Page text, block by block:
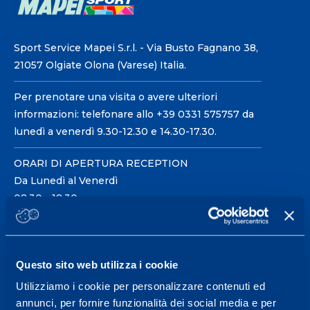
Questo sito web utilizza i cookie
Utilizziamo i cookie per personalizzare contenuti ed
annunci, per fornire funzionalità dei social media e per
Sport Service Mapei S.r.l. - Via Busto Fagnano 38,
21057 Olgiate Olona (Varese) Italia.
Per prenotare una visita o avere ulteriori
informazioni: telefonare allo +39 0331 575757 da
lunedì a venerdì 9.30-12.30 e 14.30-17.30.
ORARI DI APERTURA RECEPTION
Da Lunedì al Venerdì
08.30 - 18.30
Centro servizi per l'alta
prestazione ed il
wellness.